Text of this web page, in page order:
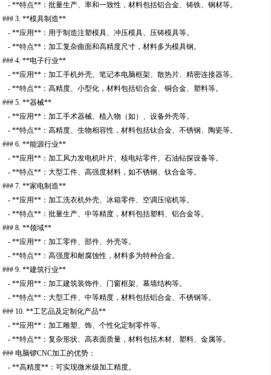
- **特点**：批量生产、率和一致性，材料包括铝合金、铸铁、钢材等。
### 3. **模具制造**
- **应用**：用于制造注塑模具、冲压模具、压铸模具等。
- **特点**：加工复杂曲面和高精度尺寸，材料多为模具钢。
### 4. **电子行业**
- **应用**：加工手机外壳、笔记本电脑框架、散热片、精密连接器等。
- **特点**：高精度、小型化，材料包括铝合金、铜合金、塑料等。
### 5. **器械**
- **应用**：加工手术器械、植入物（如）、设备外壳等。
- **特点**：高精度、生物相容性，材料包括钛合金、不锈钢、陶瓷等。
### 6. **能源行业**
- **应用**：加工风力发电机叶片、核电站零件、石油钻探设备等。
- **特点**：大型工件、高强度材料，如不锈钢、钛合金等。
### 7. **家电制造**
- **应用**：加工洗衣机外壳、冰箱零件、空调压缩机等。
- **特点**：批量生产、中等精度，材料包括塑料、铝合金等。
### 8. **领域**
- **应用**：加工零件、部件、外壳等。
- **特点**：高强度和耐腐蚀性，材料多为特种合金。
### 9. **建筑行业**
- **应用**：加工建筑装饰件、门窗框架、幕墙结构等。
- **特点**：大型工件、中等精度，材料包括铝合金、不锈钢等。
### 10. **工艺品及定制化产品**
- **应用**：加工雕塑、饰、个性化定制零件等。
- **特点**：复杂形状、高表面质量，材料包括木材、塑料、金属等。
### 电脑锣CNC加工的优势：
- **高精度**：可实现微米级加工精度。